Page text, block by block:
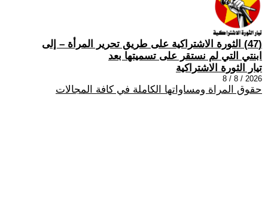
(47) الثورة الاشتراكية على طريق تحرير المرأة – إلى
ابنتي التي لم نستقر على تسميتها بعد
تيار الثورة الاشتراكية
2026 / 8 / 8
حقوق المراة ومساواتها الكاملة في كافة المجالات